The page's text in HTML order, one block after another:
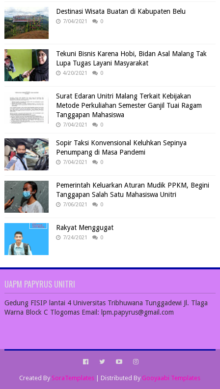
Destinasi Wisata Buatan di Kabupaten Belu
7/04/2021 0
Tekuni Bisnis Karena Hobi, Bidan Asal Malang Tak
Lupa Tugas Layani Masyarakat
4/20/2021 0
Surat Edaran Unitri Malang Terkait Kebijakan
Metode Perkuliahan Semester Ganjil Tuai Ragam
Tanggapan Mahasiswa
7/04/2021 0
Sopir Taksi Konvensional Keluhkan Sepinya
Penumpang di Masa Pandemi
7/04/2021 0
Pemerintah Keluarkan Aturan Mudik PPKM, Begini
Tanggapan Salah Satu Mahasiswa Unitri
7/06/2021 0
Rakyat Menggugat
7/24/2021 0
UAPM PAPYRUS UNITRI
Gedung FISIP lantai 4 Universitas Tribhuwana Tunggadewi Jl. Tlaga
Warna Block C Tlogomas Email: lpm.papyrus@gmail.com
Created By SoraTemplates | Distributed By Gooyaabi Templates